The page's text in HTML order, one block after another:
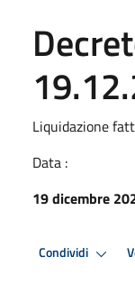
Liquidazione
Data :
19 dicembre
Condividi